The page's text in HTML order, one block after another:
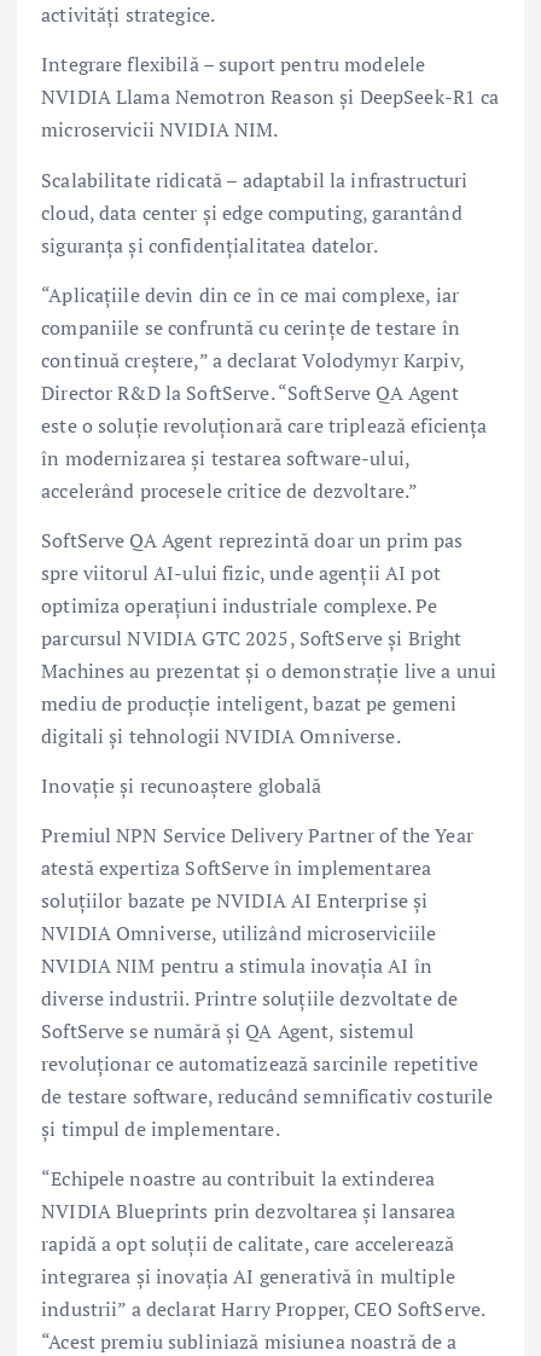
activități strategice.
Integrare flexibilă – suport pentru modelele
NVIDIA Llama Nemotron Reason și DeepSeek-R1 ca
microservicii NVIDIA NIM.
Scalabilitate ridicată – adaptabil la infrastructuri
cloud, data center și edge computing, garantând
siguranța și confidențialitatea datelor.
“Aplicațiile devin din ce în ce mai complexe, iar
companiile se confruntă cu cerințe de testare în
continuă creștere,” a declarat Volodymyr Karpiv,
Director R&D la SoftServe. “SoftServe QA Agent
este o soluție revoluționară care triplează eficiența
în modernizarea și testarea software-ului,
accelerând procesele critice de dezvoltare.”
SoftServe QA Agent reprezintă doar un prim pas
spre viitorul AI-ului fizic, unde agenții AI pot
optimiza operațiuni industriale complexe. Pe
parcursul NVIDIA GTC 2025, SoftServe și Bright
Machines au prezentat și o demonstrație live a unui
mediu de producție inteligent, bazat pe gemeni
digitali și tehnologii NVIDIA Omniverse.
Inovație și recunoaștere globală
Premiul NPN Service Delivery Partner of the Year
atestă expertiza SoftServe în implementarea
soluțiilor bazate pe NVIDIA AI Enterprise și
NVIDIA Omniverse, utilizând microserviciile
NVIDIA NIM pentru a stimula inovația AI în
diverse industrii. Printre soluțiile dezvoltate de
SoftServe se numără și QA Agent, sistemul
revoluționar ce automatizează sarcinile repetitive
de testare software, reducând semnificativ costurile
și timpul de implementare.
“Echipele noastre au contribuit la extinderea
NVIDIA Blueprints prin dezvoltarea și lansarea
rapidă a opt soluții de calitate, care accelerează
integrarea și inovația AI generativă în multiple
industrii” a declarat Harry Propper, CEO SoftServe.
“Acest premiu subliniază misiunea noastră de a